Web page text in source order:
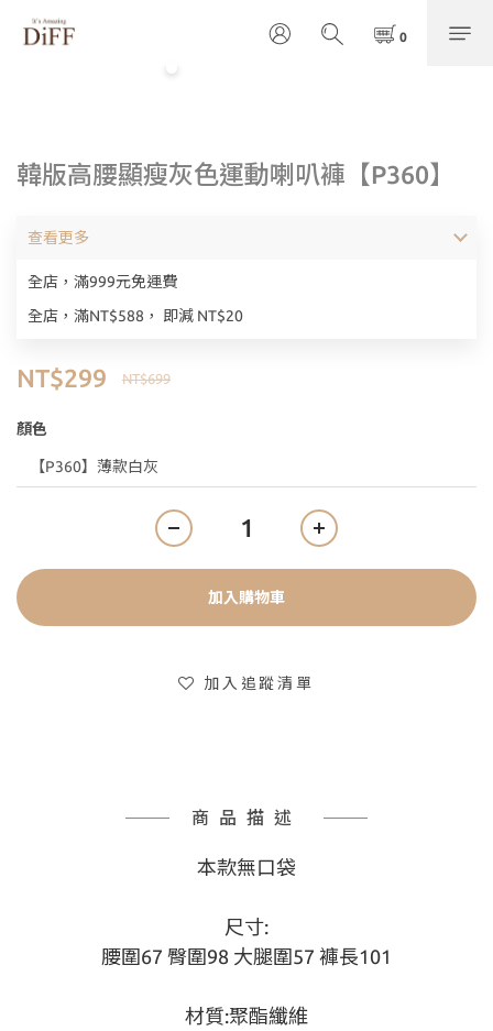
韓版高腰顯瘦灰色運動喇叭褲【P360】
全店，滿999元免運費
全店，滿NT$588， 即減 NT$20
查看更多
NT$699
NT$299
顏色
加入購物車
加入追蹤清單
商品描述
本款無口袋
尺寸:
腰圍67 臀圍98 大腿圍57 褲長101
材質:聚酯纖維